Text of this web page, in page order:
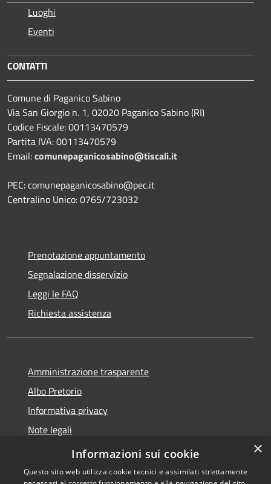
Luoghi
Eventi
CONTATTI
Comune di Paganico Sabino
Via San Giorgio n. 1, 02020 Paganico Sabino (RI)
Codice Fiscale: 00113470579
Partita IVA: 00113470579
Email:comunepaganicosabino@tiscali.it
PEC: comunepaganicosabino@pec.it
Centralino Unico: 0765/723032
Prenotazione appuntamento
Segnalazione disservizio
Leggi le FAQ
Richiesta assistenza
Amministrazione trasparente
Albo Pretorio
Informativa privacy
Note legali
Dichiarazione di accessibilità
×
Informazioni sui cookie
Questo sito web utilizza cookie tecnici e assimilati strettamente